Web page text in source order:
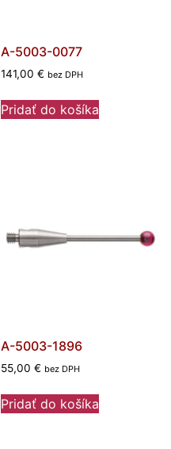
A-5003-0077
141,00 € bez DPH
Pridať do košíka
A-5003-1896
55,00 € bez DPH
Pridať do košíka